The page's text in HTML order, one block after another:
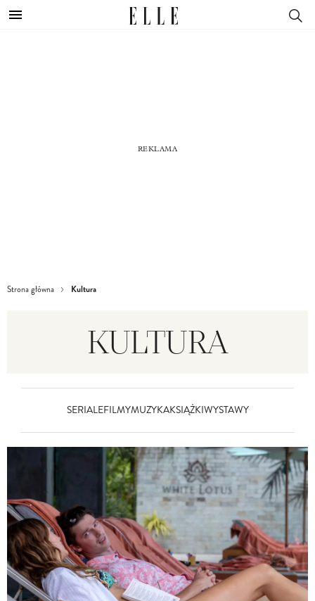
Strona główna Kultura
KULTURA
SERIALEFILMYMUZYKAKSIĄŻKIWYSTAWY